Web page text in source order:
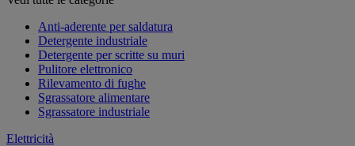
Anti-aderente per saldatura
Detergente industriale
Detergente per scritte su muri
Pulitore elettronico
Rilevamento di fughe
Sgrassatore alimentare
Sgrassatore industriale
Elettricità